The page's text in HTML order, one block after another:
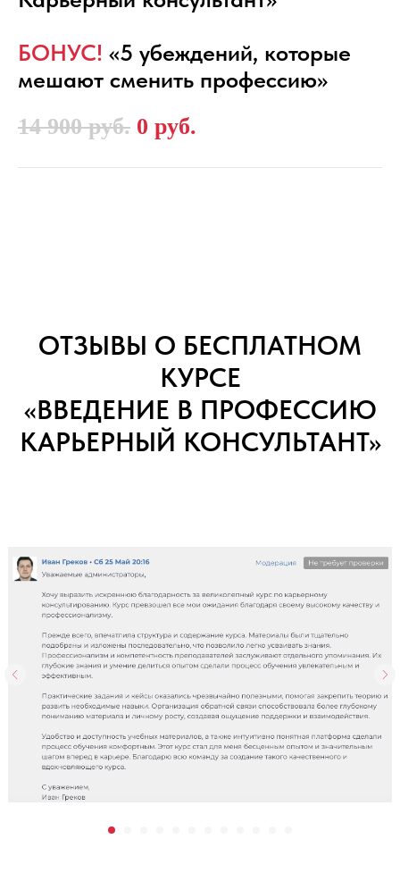
БОНУС! «5 убеждений, которые
мешают сменить профессию»
14 900 руб. 0 руб.
ОТЗЫВЫ О БЕСПЛАТНОМ
КУРСЕ
«ВВЕДЕНИЕ В ПРОФЕССИЮ
КАРЬЕРНЫЙ КОНСУЛЬТАНТ»